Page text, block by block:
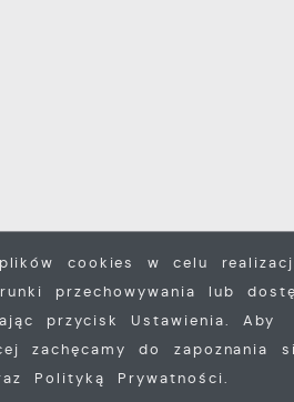
cookies w celu
przechowywania lub
przycisk Ustawienia. Aby
zachęcamy do zapoznania
Polityką Prywatności.
ZAPISZ WYBRANE